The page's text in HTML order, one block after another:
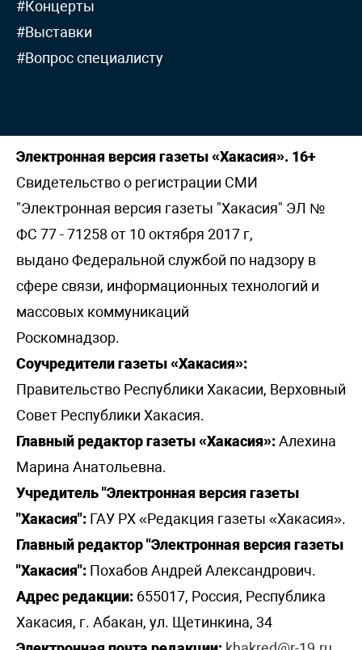
#Концерты
#Выставки
#Вопрос специалисту
Электронная версия газеты «Хакасия». 16+
Свидетельство о регистрации СМИ
"Электронная версия газеты "Хакасия" ЭЛ №
ФС 77 - 71258 от 10 октября 2017 г,
выдано Федеральной службой по надзору в
сфере связи, информационных технологий и
массовых коммуникаций
Роскомнадзор.
Соучредители газеты «Хакасия»:
Правительство Республики Хакасии, Верховный
Совет Республики Хакасия.
Главный редактор газеты «Хакасия»:Алехина
Марина Анатольевна.
Учредитель "Электронная версия газеты
"Хакасия": ГАУ РХ «Редакция газеты «Хакасия».
Главный редактор "Электронная версия газеты
"Хакасия": Похабов Андрей Александрович.
Адрес редакции: 655017, Россия, Республика
Хакасия, г. Абакан, ул. Щетинкина, 34